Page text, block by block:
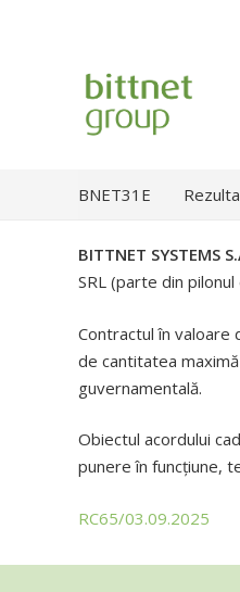
BNET31E
BITTNET SYSTEMS
SRL (parte din
Contractul în valoare
de cantitatea
guvernamentală.
Obiectul acordului
punere în funcțiune,
RC65/03.09.2025